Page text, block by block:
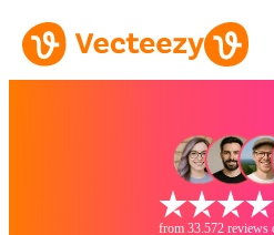
from 33.572 reviews